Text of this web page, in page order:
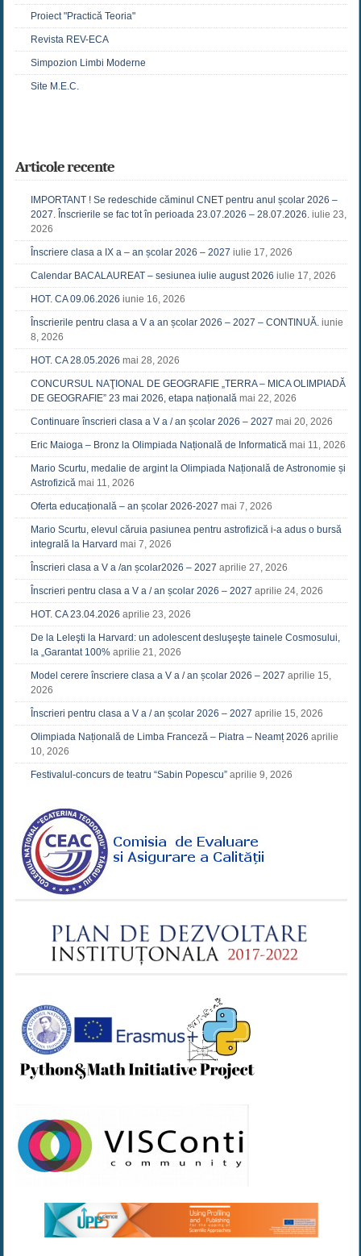
Proiect "Practică Teoria"
Revista REV-ECA
Simpozion Limbi Moderne
Site M.E.C.
Articole recente
IMPORTANT ! Se redeschide căminul CNET pentru anul școlar 2026 –
2027. Înscrierile se fac tot în perioada 23.07.2026 – 28.07.2026. iulie 23,
2026
Înscriere clasa a IX a – an școlar 2026 – 2027 iulie 17, 2026
Calendar BACALAUREAT – sesiunea iulie august 2026 iulie 17, 2026
HOT. CA 09.06.2026 iunie 16, 2026
Înscrierile pentru clasa a V a an școlar 2026 – 2027 – CONTINUĂ. iunie
8, 2026
HOT. CA 28.05.2026 mai 28, 2026
CONCURSUL NAŢIONAL DE GEOGRAFIE „TERRA – MICA OLIMPIADĂ
DE GEOGRAFIE” 23 mai 2026, etapa națională mai 22, 2026
Continuare înscrieri clasa a V a / an școlar 2026 – 2027 mai 20, 2026
Eric Maioga – Bronz la Olimpiada Națională de Informatică mai 11, 2026
Mario Scurtu, medalie de argint la Olimpiada Națională de Astronomie și
Astrofizică mai 11, 2026
Oferta educațională – an școlar 2026-2027 mai 7, 2026
Mario Scurtu, elevul căruia pasiunea pentru astrofizică i-a adus o bursă
integrală la Harvard mai 7, 2026
Înscrieri clasa a V a /an școlar2026 – 2027 aprilie 27, 2026
Înscrieri pentru clasa a V a / an școlar 2026 – 2027 aprilie 24, 2026
HOT. CA 23.04.2026 aprilie 23, 2026
De la Leleşti la Harvard: un adolescent desluşeşte tainele Cosmosului,
la „Garantat 100% aprilie 21, 2026
Model cerere înscriere clasa a V a / an școlar 2026 – 2027 aprilie 15,
2026
Înscrieri pentru clasa a V a / an școlar 2026 – 2027 aprilie 15, 2026
Olimpiada Națională de Limba Franceză – Piatra – Neamț 2026 aprilie
10, 2026
Festivalul-concurs de teatru “Sabin Popescu” aprilie 9, 2026